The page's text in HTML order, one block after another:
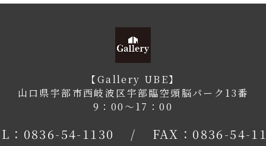
【Gallery UBE】
山口県宇部市西岐波区宇部臨空頭脳パーク13番
9：00〜17：00
： 0836-54-1130 / FAX：0836-54-